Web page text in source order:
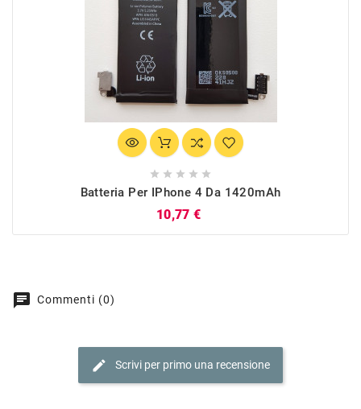
    
Batteria Per IPhone 4 Da 1420mAh
10,77 €
chat Commenti (0)
edit Scrivi per primo una recensione